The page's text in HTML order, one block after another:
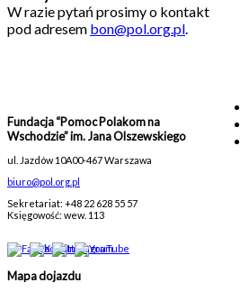
W razie pytań prosimy o kontakt
pod adresem bon@pol.org.pl
Fundacja “Pomoc Polakom na
Wschodzie” im. Jana Olszewskiego
ul. Jazdów 10A00-467 Warszawa
biuro@pol.org.pl
Sekretariat: +48 22 628 55 57
Księgowość: wew. 113
Mapa dojazdu